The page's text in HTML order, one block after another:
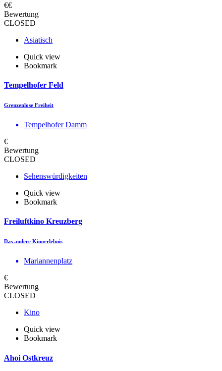
€€
Bewertung
CLOSED
Asiatisch
Quick view
Bookmark
Tempelhofer Feld
Grenzenlose Freiheit
Tempelhofer Damm
€
Bewertung
CLOSED
Sehenswürdigkeiten
Quick view
Bookmark
Freiluftkino Kreuzberg
Das andere Kinoerlebnis
Mariannenplatz
€
Bewertung
CLOSED
Kino
Quick view
Bookmark
Ahoi Ostkreuz